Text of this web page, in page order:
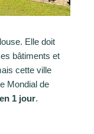
Elle doit
bâtiments et
cette ville
Mondial de
1 jour.